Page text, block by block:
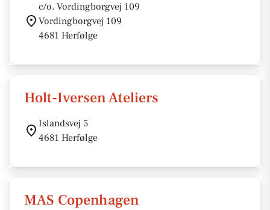
c/o. Vordingborgvej 109
Vordingborgvej 109
4681 Herfølge
Holt-Iversen Ateliers
Islandsvej 5
4681 Herfølge
MAS Copenhagen